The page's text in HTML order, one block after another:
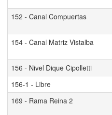
152 - Canal Compuertas
154 - Canal Matriz Vistalba
156 - Nivel Dique Cipolletti
156-1 - Libre
169 - Rama Reina 2